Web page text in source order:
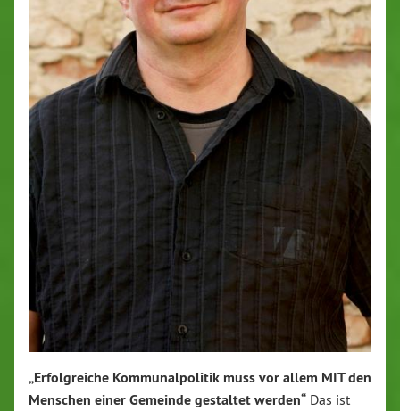
„Erfolgreiche Kommunalpolitik muss vor allem MIT den
Menschen einer Gemeinde gestaltet werden“ Das ist